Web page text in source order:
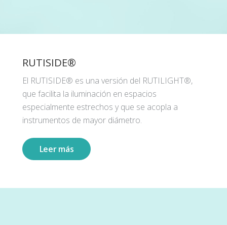
RUTISIDE®
El RUTISIDE® es una versión del RUTILIGHT®,
que facilita la iluminación en espacios
especialmente estrechos y que se acopla a
instrumentos de mayor diámetro.
Leer más